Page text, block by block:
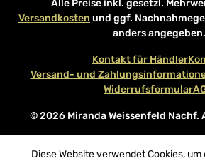
Alle Preise inkl. gesetzl.
Versandkosten und ggf.
anders angegeben.
© 2026 Miranda Weissenfeld Nachf.
Kontakt für Händler
Versand- und
Widerrufsformular
Diese Website verwendet Cookies,